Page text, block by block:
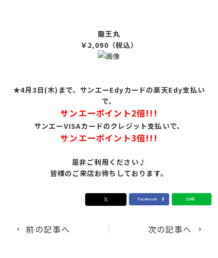
龍王丸
￥2,090（税込）
★4月3日(木)まで、サンエーEdyカードの楽天Edy支払い
で、
サンエーポイント2倍!!!
サンエーVISAカードのクレジット支払いで、
サンエーポイント3倍!!!
是非ご利用ください♪
皆様のご来店お待ちしております。
前の記事へ 次の記事へ